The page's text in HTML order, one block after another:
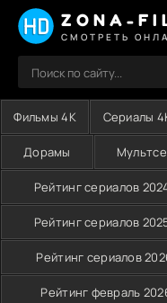
ZONA-
СМОТРЕТЬ
Фильмы 4K Сериалы
Дорамы
Рейтинг сериалов
Рейтинг сериалов
Рейтинг сериалов
Рейтинг февраль